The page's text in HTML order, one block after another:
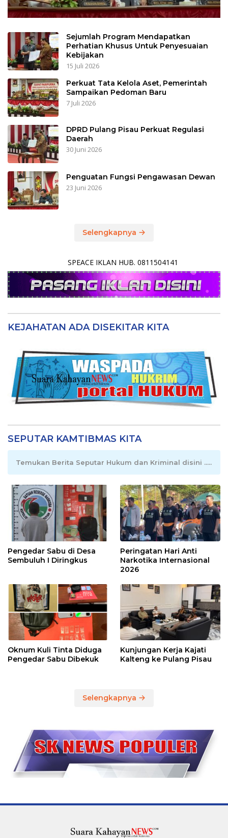
Sejumlah Program Mendapatkan
Perhatian Khusus Untuk Penyesuaian
Kebijakan
15 Juli 2026
Perkuat Tata Kelola Aset, Pemerintah
Sampaikan Pedoman Baru
7 Juli 2026
DPRD Pulang Pisau Perkuat Regulasi
Daerah
30 Juni 2026
Penguatan Fungsi Pengawasan Dewan
23 Juni 2026
Selengkapnya
SPEACE IKLAN HUB. 0811504141
KEJAHATAN ADA DISEKITAR KITA
SEPUTAR KAMTIBMAS KITA
Temukan Berita Seputar Hukum dan Kriminal disini .....
Pengedar Sabu di Desa
Sembuluh I Diringkus
Peringatan Hari Anti
Narkotika Internasional
2026
Oknum Kuli Tinta Diduga
Pengedar Sabu Dibekuk
Kunjungan Kerja Kajati
Kalteng ke Pulang Pisau
Selengkapnya